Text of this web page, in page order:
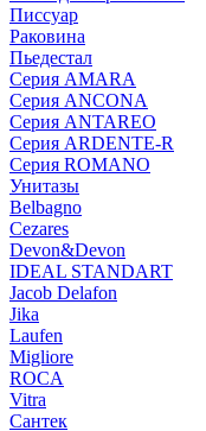
Писсуар
Раковина
Пьедестал
Серия AMARA
Серия ANCONA
Серия ANTAREO
Серия ARDENTE-R
Серия ROMANO
Унитазы
Belbagno
Cezares
Devon&Devon
IDEAL STANDART
Jacob Delafon
Jika
Laufen
Migliore
ROCA
Vitra
Сантек